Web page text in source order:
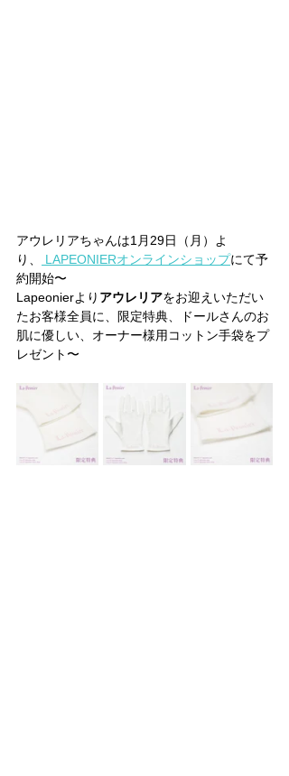
アウレリアちゃんは1月29日（月）よ
り、
LAPEONIERオンラインショップにて予
約開始〜
Lapeonierより アウレリアをお迎えいただい
たお客様全員に、限定特典、ドールさんのお
肌に優しい、オーナー様用コットン手袋をプ
レゼント〜